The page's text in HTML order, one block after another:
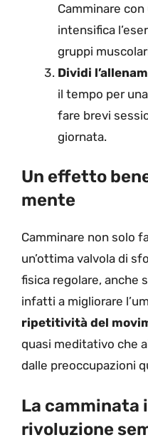
Camminare
intensifica
gruppi
Dividi
il tempo per
fare brevi
giornata.
Un effetto
mente
Camminare non solo
un’ottima valvola di
fisica regolare, anche
infatti a migliorare
ripetitività del
quasi meditativo che
dalle preoccupazioni
La camminata
rivoluzione